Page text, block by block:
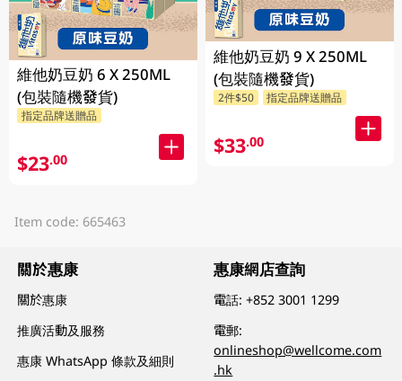
維他奶豆奶 6 X 250ML
(包裝隨機發貨)
指定品牌送贈品
$23.00
維他奶豆奶 9 X 250ML
(包裝隨機發貨)
2件$50 指定品牌送贈品
$33.00
Item code: 665463
關於惠康
關於惠康
推廣活動及服務
惠康 WhatsApp 條款及細則
惠康網店查詢
電話:+852 3001 1299
電郵:
onlineshop@wellcome.com
.hk